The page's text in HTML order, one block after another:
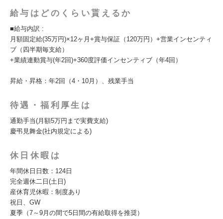
給与はどのくらい貰えるか
■給与内訳 :
月額固定給(35万円)×12ヶ月+賞与保証（120万円）+営業インセンティ
ブ（四半期毎支給）
+業績連動賞与(年2回)+360度評価インセンティブ（年4回）
昇給・昇格：年2回（4・10月）、残業手当
待遇・福利厚生は
通勤手当(月額5万円まで実費支給)
慶弔見舞金(社内規定による)
休日休暇は
年間休日日数：124日
完全週休二日(土日)
産休育児休暇：制度あり
祝日、GW
夏季（7～9月の間で5日間の有給取得を推奨）